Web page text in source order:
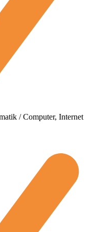
/ Computer, Internet